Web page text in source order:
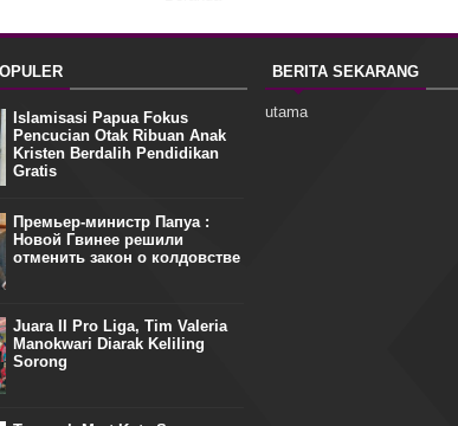
Islamisasi Papua Fokus
Pencucian Otak Ribuan Anak
Kristen Berdalih Pendidikan
Gratis
Премьер-министр Папуа :
Новой Гвинее решили
отменить закон о колдовстве
Juara II Pro Liga, Tim Valeria
Manokwari Diarak Keliling
Sorong
BERITA SEKARANG
utama